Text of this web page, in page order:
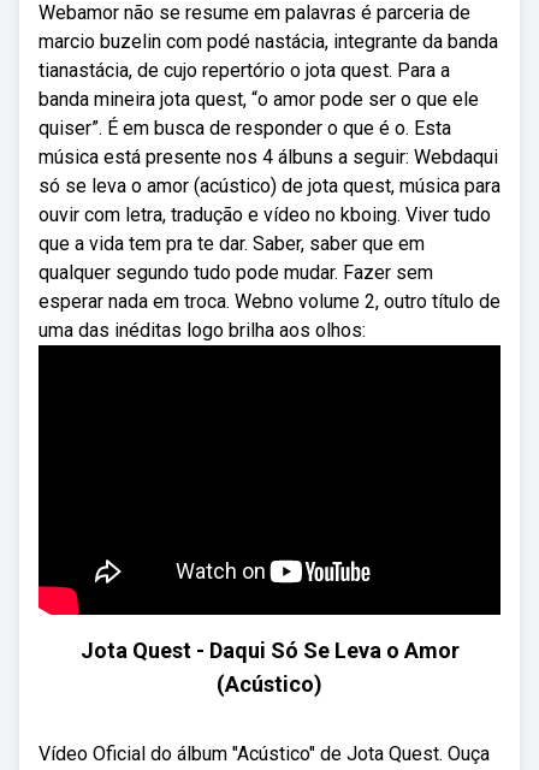
Webamor não se resume em palavras é parceria de
marcio buzelin com podé nastácia, integrante da banda
tianastácia, de cujo repertório o jota quest. Para a
banda mineira jota quest, “o amor pode ser o que ele
quiser”. É em busca de responder o que é o. Esta
música está presente nos 4 álbuns a seguir: Webdaqui
só se leva o amor (acústico) de jota quest, música para
ouvir com letra, tradução e vídeo no kboing. Viver tudo
que a vida tem pra te dar. Saber, saber que em
qualquer segundo tudo pode mudar. Fazer sem
esperar nada em troca. Webno volume 2, outro título de
uma das inéditas logo brilha aos olhos:
Jota Quest - Daqui Só Se Leva o Amor
(Acústico)
Vídeo Oficial do álbum "Acústico" de Jota Quest. Ouça